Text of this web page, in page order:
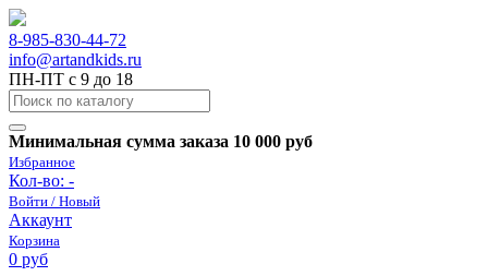
8-985-830-44-72
info@artandkids.ru
ПН-ПТ с 9 до 18
Минимальная сумма заказа 10 000 руб
Избранное
Кол-во: -
Войти / Новый
Аккаунт
Корзина
0 руб